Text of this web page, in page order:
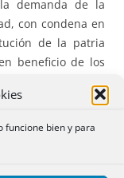
funcione bien y para
demanda de la
con condena en
de la patria
beneficio de los
154 CC pero en
requiere, de